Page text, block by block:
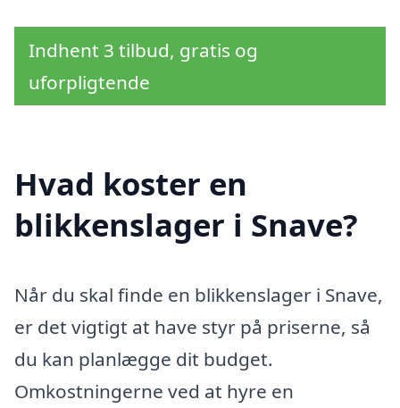
Indhent 3 tilbud, gratis og
uforpligtende
Hvad koster en
blikkenslager i Snave?
Når du skal finde en blikkenslager i Snave,
er det vigtigt at have styr på priserne, så
du kan planlægge dit budget.
Omkostningerne ved at hyre en